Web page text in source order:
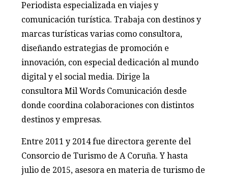
Periodista especializada en viajes y
comunicación turística. Trabaja con destinos y
marcas turísticas varias como consultora,
diseñando estrategias de promoción e
innovación, con especial dedicación al mundo
digital y el social media. Dirige la
consultora Mil Words Comunicación desde
donde coordina colaboraciones con distintos
destinos y empresas.
Entre 2011 y 2014 fue directora gerente del
Consorcio de Turismo de A Coruña. Y hasta
julio de 2015, asesora en materia de turismo de